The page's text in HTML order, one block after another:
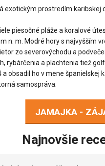
exotickým prostredím
piesočné pláže a koralové
n. m. Modré hory s najvyšším
zo severovýchodu a
rybárčenia a plachtenia tiež
obsadil ho v mene
samospráva.
JAMAJKA -
Najnovšie